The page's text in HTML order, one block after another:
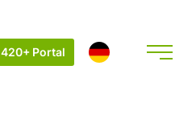
420+ Portal